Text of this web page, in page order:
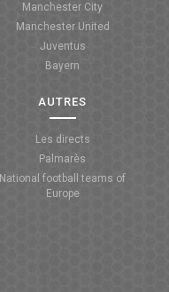
Manchester City
Manchester United
Juventus
Bayern
AUTRES
Les directs
Palmarès
National football teams of
Europe